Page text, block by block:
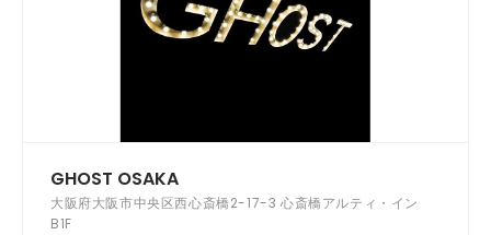
GHOST OSAKA
大阪府大阪市中央区西心斎橋2-17-3 心斎橋アルティ・イン
B1F